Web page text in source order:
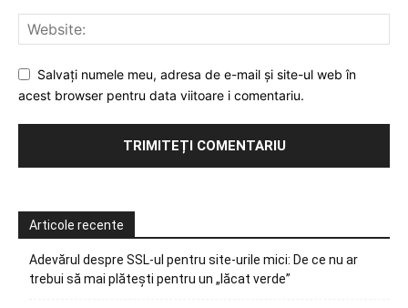
Salvați numele meu, adresa de e-mail și site-ul web în
acest browser pentru data viitoare i comentariu.
Articole recente
Adevărul despre SSL-ul pentru site-urile mici: De ce nu ar
trebui să mai plătești pentru un „lăcat verde”